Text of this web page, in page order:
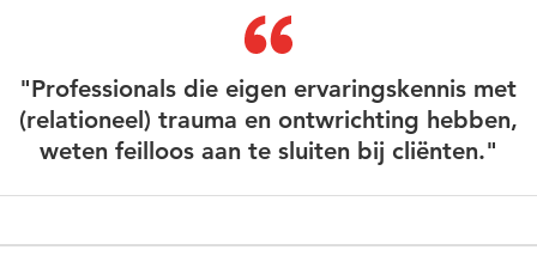
"Professionals die eigen ervaringskennis met
(relationeel) trauma en ontwrichting hebben,
weten feilloos aan te sluiten bij cliënten."